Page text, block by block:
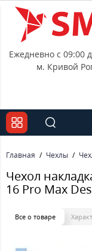
Ежедневно с 09:00
м. Кривой
Главная Чехлы
Чехол
16 Pro Max
Все о товаре